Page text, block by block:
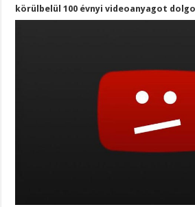
körülbelül 100 évnyi videoanyagot